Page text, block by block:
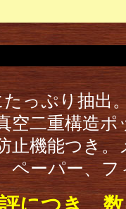
たっぷり抽出
空二重構造
止機能つき
ペーパー、